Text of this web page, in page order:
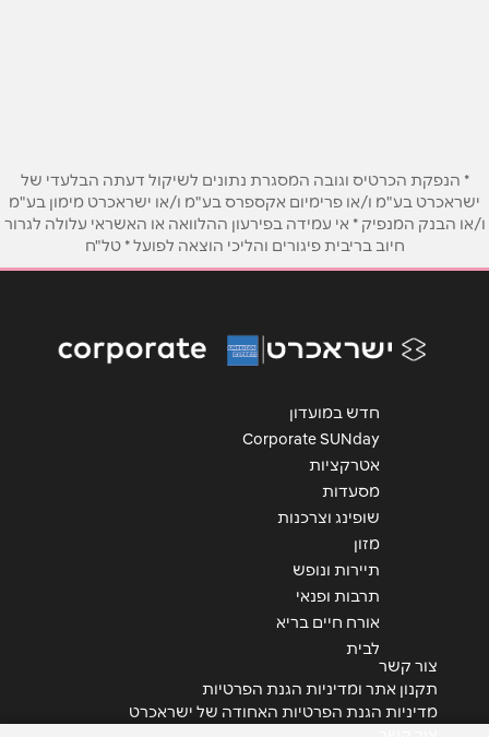
טלפון*
נושא *
הודעה*
* הנפקת הכרטיס וגובה המסגרת נתונים לשיקול דעתה הבלעדי של
ישראכרט בע"מ ו/או פרימיום אקספרס בע"מ ו/או ישראכרט מימון בע"מ
ו/או הבנק המנפיק * אי עמידה בפירעון ההלוואה או האשראי עלולה לגרור
חיוב בריבית פיגורים והליכי הוצאה לפועל * טל"ח
חדש במועדון
Corporate SUNday
אטרקציות
מסעדות
שופינג וצרכנות
מזון
תיירות ונופש
תרבות ופנאי
אורח חיים בריא
לבית
צור קשר
תקנון אתר ומדיניות הגנת הפרטיות
מדיניות הגנת הפרטיות האחודה של ישראכרט